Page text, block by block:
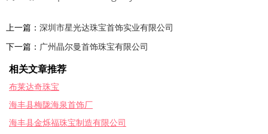
上一篇： 深圳市星光达珠宝首饰实业有限公司
下一篇： 广州晶尔曼首饰珠宝有限公司
相关文章推荐
布莱达奇珠宝
海丰县梅陇海泉首饰厂
海丰县金烁福珠宝制造有限公司